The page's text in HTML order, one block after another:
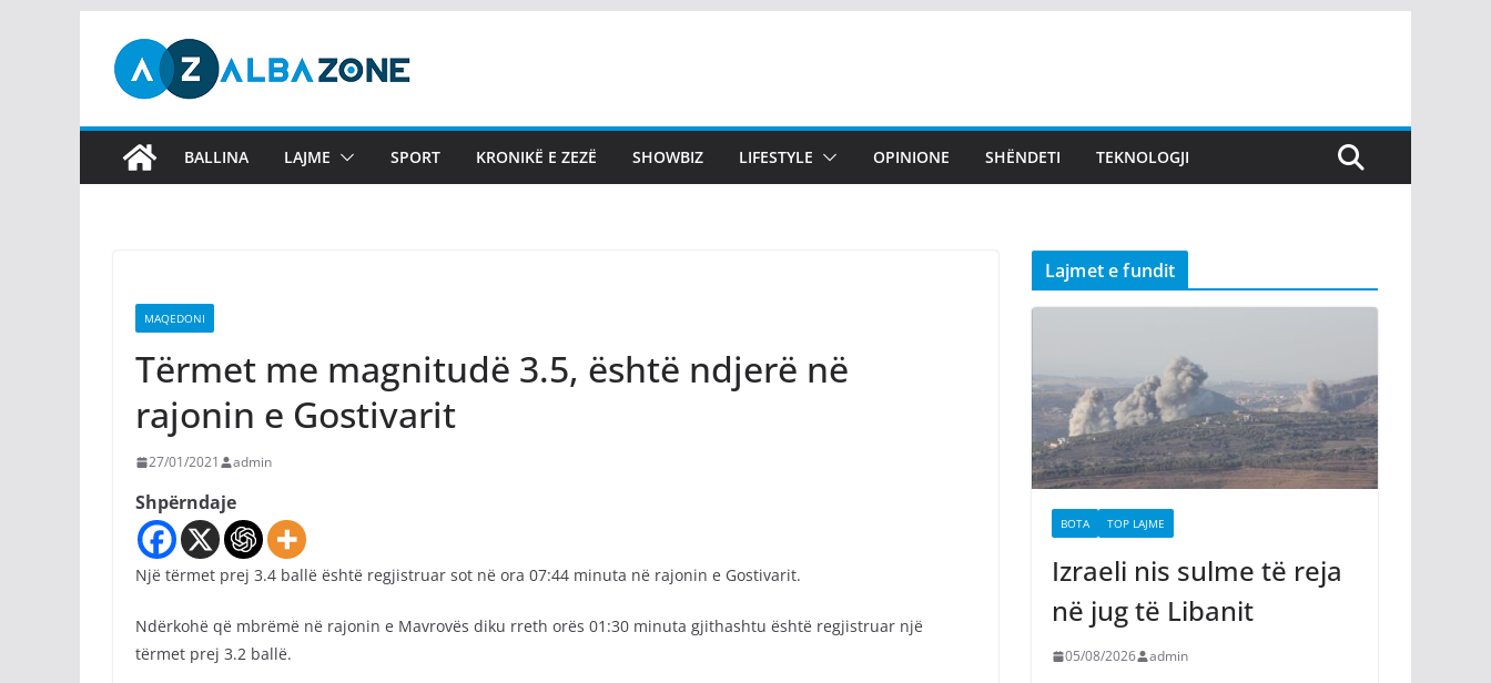
content
BALLINA LAJME SPORT KRONIKË E ZEZË SHOWBIZ LIFESTYLE OPINIONE SHËNDETI TEKNOLOGJI
MAQEDONI
Tërmet me magnitudë 3.5, është ndjerë në
rajonin e Gostivarit
27/01/2021 admin
Shpërndaje
Një tërmet prej 3.4 ballë është regjistruar sot në ora 07:44 minuta në rajonin e Gostivarit.
Ndërkohë që mbrëmë në rajonin e Mavrovës diku rreth orës 01:30 minuta gjithashtu është regjistruar një
tërmet prej 3.2 ballë.
Lajmet e fundit
BOTA TOP LAJME
Izraeli nis sulme të reja
në jug të Libanit
05/08/2026 admin